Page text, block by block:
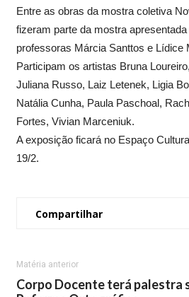
Entre as obras da mostra coletiva
fizeram parte da mostra
professoras Márcia Santtos e Lídice
Participam os artistas Bruna
Juliana Russo, Laiz Letenek, Ligia
Natália Cunha, Paula Paschoal,
Fortes, Vivian Marceniuk.
A exposição ficará no Espaço
19/2.
Compartilhar
Matéria anterior
Corpo Docente terá palestra